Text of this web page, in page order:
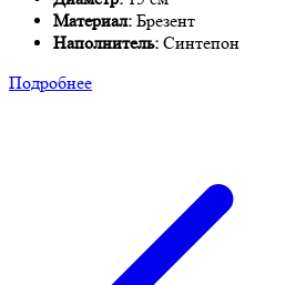
Материал: Брезент
Наполнитель: Синтепон
Подробнее